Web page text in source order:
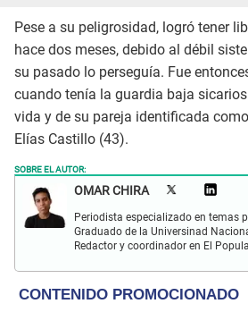
Pese a su peligrosidad, logró tener
hace dos meses, debido al débil
su pasado lo perseguía. Fue
cuando tenía la guardia baja
vida y de su pareja identificada
Elías Castillo (43).
SOBRE EL AUTOR:
OMAR CHIRA
Periodista especializado en temas
Graduado de la Universinad
Redactor y coordinador en El Popular. Interesado en